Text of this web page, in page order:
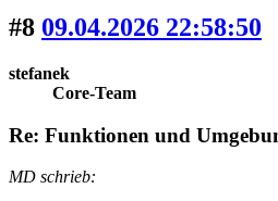
#8 09.04.2026 22:58:50
stefanek
Core-Team
Re: Funktionen und
MD schrieb: